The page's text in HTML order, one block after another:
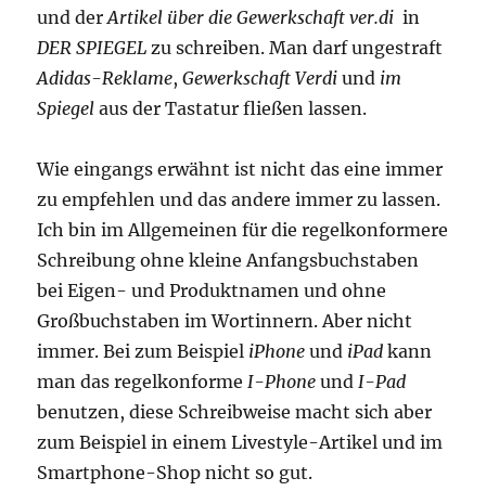
und derArtikel über die Gewerkschaft ver.di in
DER SPIEGELzu schreiben. Man darf ungestraft
Adidas-Reklame,Gewerkschaft Verdi und im
Spiegel aus der Tastatur fließen lassen.
Wie eingangs erwähnt ist nicht das eine immer
zu empfehlen und das andere immer zu lassen.
Ich bin im Allgemeinen für die regelkonformere
Schreibung ohne kleine Anfangsbuchstaben
bei Eigen- und Produktnamen und ohne
Großbuchstaben im Wortinnern. Aber nicht
immer. Bei zum Beispiel iPhone und iPad kann
man das regelkonformeI-Phone undI-Pad
benutzen, diese Schreibweise macht sich aber
zum Beispiel in einem Livestyle-Artikel und im
Smartphone-Shop nicht so gut.